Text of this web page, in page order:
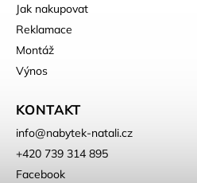
Jak nakupovat
Reklamace
Montáž
Výnos
KONTAKT
info@nabytek-natali.cz
+420 739 314 895
Facebook